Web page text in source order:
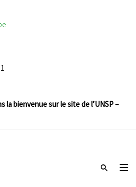
la bienvenue sur le site de l’UNSP –